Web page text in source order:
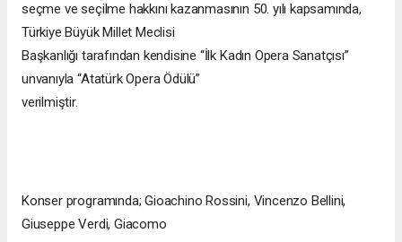
seçme ve seçilme hakkını kazanmasının 50. yılı kapsamında,
Türkiye Büyük Millet Meclisi
Başkanlığı tarafından kendisine “İlk Kadın Opera Sanatçısı”
unvanıyla “Atatürk Opera Ödülü”
verilmiştir.
Konser programında; Gioachino Rossini, Vincenzo Bellini,
Giuseppe Verdi, Giacomo